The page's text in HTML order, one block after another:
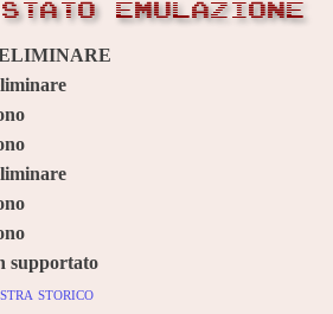
STATO EMULAZIONE
supportato
storico